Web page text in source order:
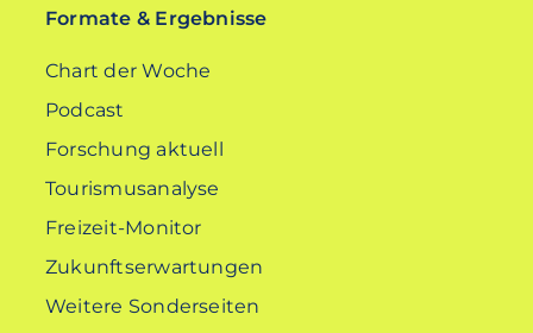
Formate & Ergebnisse
Chart der Woche
Podcast
Forschung aktuell
Tourismusanalyse
Freizeit-Monitor
Zukunftserwartungen
Weitere Sonderseiten